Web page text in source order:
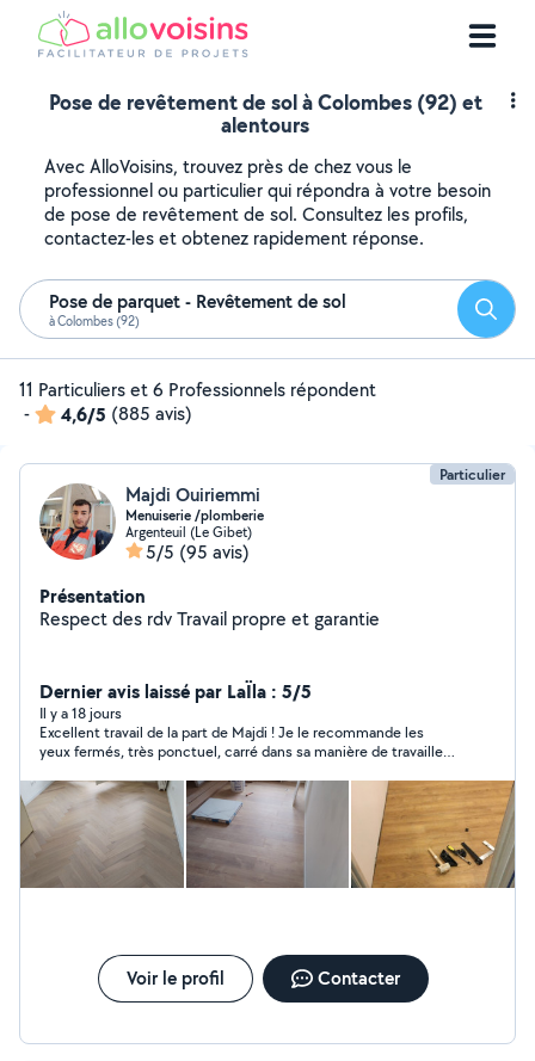
Pose de revêtement de sol à Colombes (92) et
alentours
Avec AlloVoisins, trouvez près de chez vous le
professionnel ou particulier qui répondra à votre besoin
de pose de revêtement de sol. Consultez les profils,
contactez-les et obtenez rapidement réponse.
Pose de parquet - Revêtement de sol
à Colombes (92)
11 Particuliers et 6 Professionnels répondent
-
4,6/5 (885 avis)
Particulier
Majdi Ouiriemmi
Menuiserie /plomberie
Argenteuil (Le Gibet)
5/5 (95 avis)
Présentation
Respect des rdv Travail propre et garantie
Dernier avis laissé par LaÏla : 5/5
Il y a 18 jours
Excellent travail de la part de Majdi ! Je le recommande les
yeux fermés, très ponctuel, carré dans sa manière de travailler.
Je ferai de nouveau appel à ses services dans quelques
semaines, pour d’autres travaux. À bientôt
Voir le profil Contacter